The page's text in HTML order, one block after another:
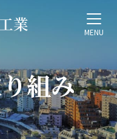
MENU
組み